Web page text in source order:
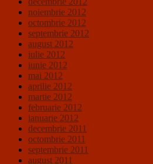
noiembrie 2012
octombrie 2012
septembrie 2012
august 2012
iulie 2012
iunie 2012
mai 2012
aprilie 2012
martie 2012
februarie 2012
ianuarie 2012
decembrie 2011
octombrie 2011
septembrie 2011
august 2011